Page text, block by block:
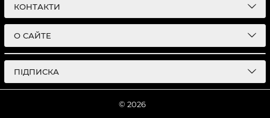
КОНТАКТИ
О САЙТЕ
ПІДПИСКА
© 2026